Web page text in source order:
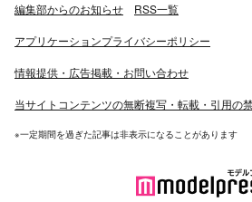
編集部からのお知らせ RSS一覧
アプリケーションプライバシーポリシー
情報提供・広告掲載・お問い合わせ
当サイトコンテンツの無断複写・転載・引用の
※一定期間を過ぎた記事は非表示になることがあります